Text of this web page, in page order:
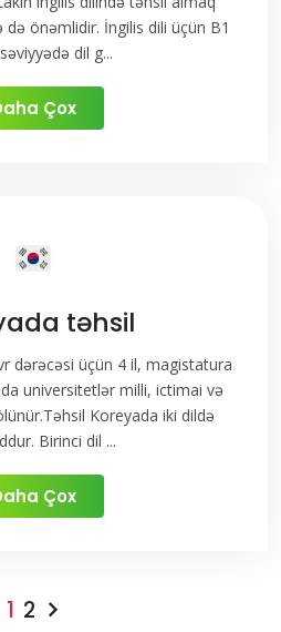
önəmlidir. İngilis dili üçün B1
dil g...
Çox
təhsil
dərəcəsi üçün 4 il, magistatura
universitetlər milli, ictimai və
Koreyada iki dildə
Birinci dil ...
Çox
1 2